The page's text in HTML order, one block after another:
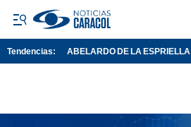
Tendencias: ABELARDO DE LA ESPRIELLA